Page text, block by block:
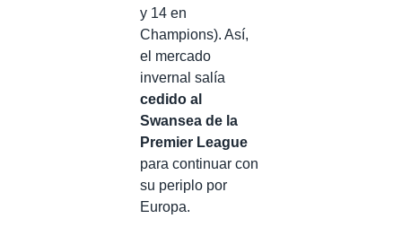
y 14 en
Champions). Así,
el mercado
invernal salía
cedido al
Swansea de la
Premier League
para continuar con
su periplo por
Europa.